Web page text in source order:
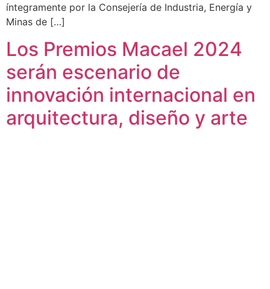
íntegramente por la Consejería de Industria, Energía y
Minas de […]
Los Premios Macael 2024
serán escenario de
innovación internacional en
arquitectura, diseño y arte